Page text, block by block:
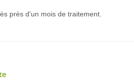
près d'un mois de traitement.